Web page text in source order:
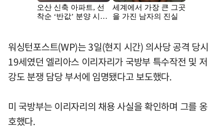
워싱턴포스트(WP)는 3일(현지 시간) 의사당 공격 당시
19세였던 엘리아스 이리자리가 국방부 특수작전 및 저
강도 분쟁 담당 부서에 임명됐다고 보도했다.
미 국방부는 이리자리의 채용 사실을 확인하며 그를 옹
호했다.